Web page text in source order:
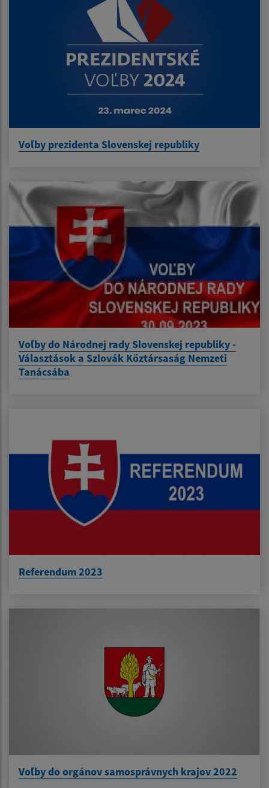
Voľby prezidenta Slovenskej republiky
Voľby do Národnej rady Slovenskej republiky -
Választások a Szlovák Köztársaság Nemzeti
Tanácsába
Referendum 2023
Voľby do orgánov samosprávnych krajov 2022